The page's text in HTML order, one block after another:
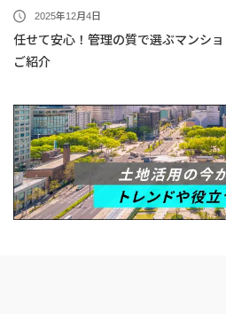
2025年12月4日
任せて安心！管理の質で選ぶマンシ
ご紹介